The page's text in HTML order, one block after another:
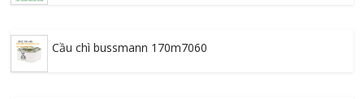
Cầu chì bussmann 170m7060